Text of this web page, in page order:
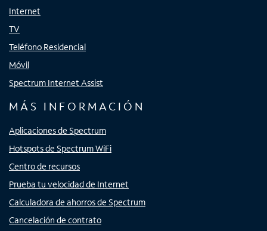
Internet
TV
Teléfono Residencial
Móvil
Spectrum Internet Assist
MÁS INFORMACIÓN
Aplicaciones de Spectrum
Hotspots de Spectrum WiFi
Centro de recursos
Prueba tu velocidad de Internet
Calculadora de ahorros de Spectrum
Cancelación de contrato